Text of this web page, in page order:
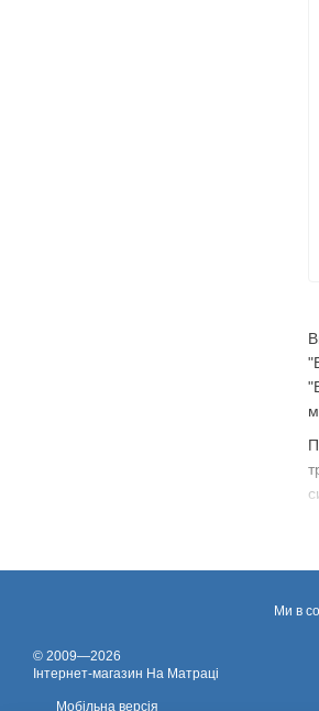
© 2009—2026
Iнтернет-магазин На Матраці
Мобільна версія
Ми в